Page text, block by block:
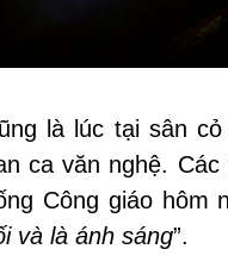
là lúc tại sân
ca văn nghệ.
Công giáo
và là ánh sáng”.